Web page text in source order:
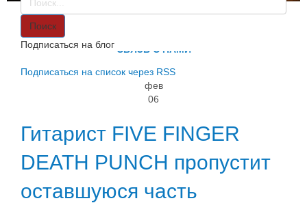
СВЯЗЬ С НАМИ
Поиск
Подписаться на блог
Подписаться на список через RSS
фев
06
Гитарист FIVE FINGER
DEATH PUNCH пропустит
оставшуюся часть